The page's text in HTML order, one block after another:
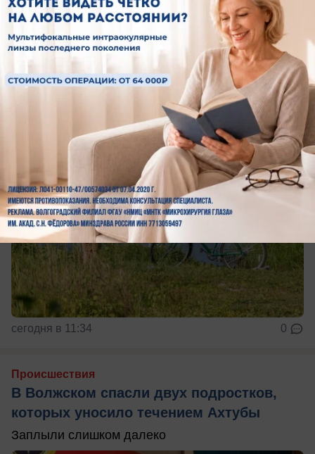
Общество
Волжанам объяснили, почему нельзя
прыгать в холодную воду после жары
Вода не всегда спасает от жары
сегодня в 11:34 0
Происшествия
В Волжском спасли двух подростков,
которых уносило течением Ахтубы
Заплыли слишком далеко